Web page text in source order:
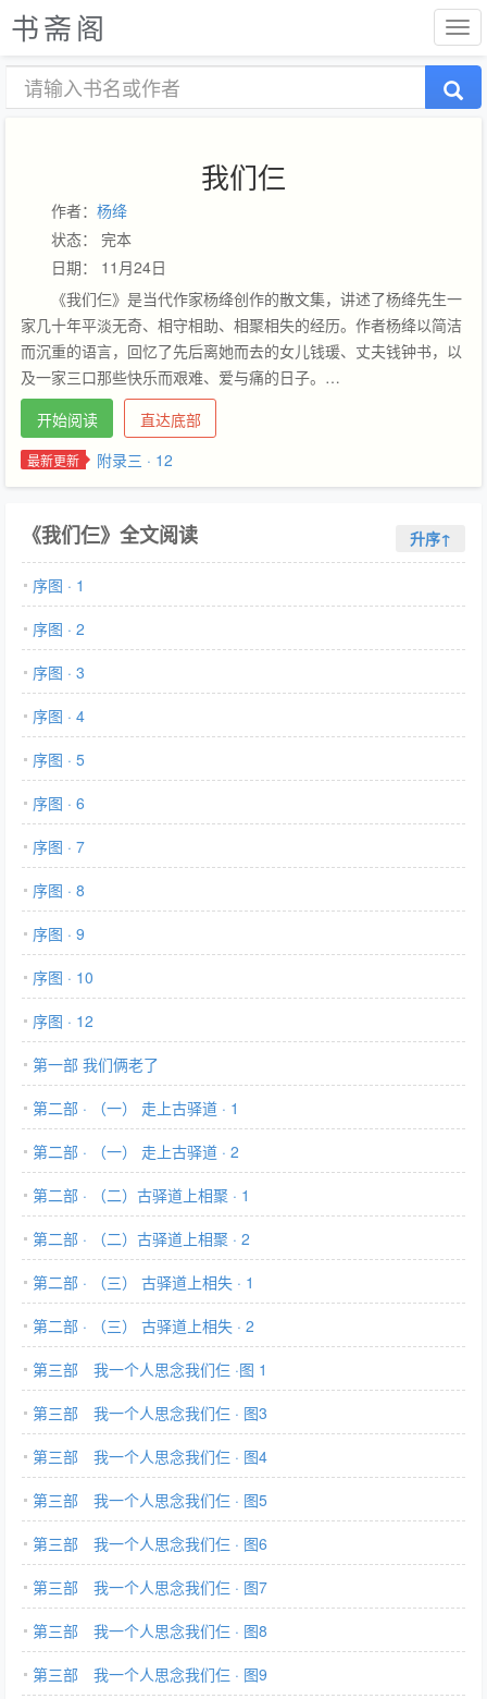
书斋阁
我们仨
作者： 杨绛
状态： 完本
日期： 11月24日
《我们仨》是当代作家杨绛创作的散文集，讲述了杨绛先生一
家几十年平淡无奇、相守相助、相聚相失的经历。作者杨绛以简洁
而沉重的语言，回忆了先后离她而去的女儿钱瑗、丈夫钱钟书，以
及一家三口那些快乐而艰难、爱与痛的日子。…
开始阅读
直达底部
最新更新 附录三 · 12
《我们仨》全文阅读 升序↑
序图 · 1
序图 · 2
序图 · 3
序图 · 4
序图 · 5
序图 · 6
序图 · 7
序图 · 8
序图 · 9
序图 · 10
序图 · 12
第一部 我们俩老了
第二部 · （一） 走上古驿道 · 1
第二部 · （一） 走上古驿道 · 2
第二部 · （二）古驿道上相聚 · 1
第二部 · （二）古驿道上相聚 · 2
第二部 · （三） 古驿道上相失 · 1
第二部 · （三） 古驿道上相失 · 2
第三部 我一个人思念我们仨 ·图 1
第三部 我一个人思念我们仨 · 图3
第三部 我一个人思念我们仨 · 图4
第三部 我一个人思念我们仨 · 图5
第三部 我一个人思念我们仨 · 图6
第三部 我一个人思念我们仨 · 图7
第三部 我一个人思念我们仨 · 图8
第三部 我一个人思念我们仨 · 图9